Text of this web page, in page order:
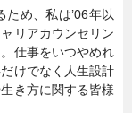
め、私は’06年以
リアカウンセリン
仕事をいつやめれ
けでなく人生設計
き方に関する皆様